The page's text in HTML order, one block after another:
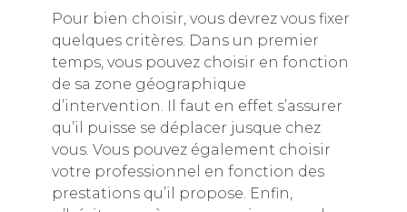
Pour bien choisir, vous devrez vous fixer
quelques critères. Dans un premier
temps, vous pouvez choisir en fonction
de sa zone géographique
d’intervention. Il faut en effet s’assurer
qu’il puisse se déplacer jusque chez
vous. Vous pouvez également choisir
votre professionnel en fonction des
prestations qu’il propose. Enfin,